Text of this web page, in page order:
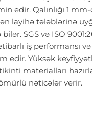
edir. Qalınlığı 1
layihə tələblərinə
SGS və ISO
iş performansı
edir. Yüksək
materialları
nəticələr verir.